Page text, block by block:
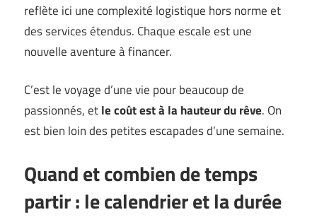
reflète ici une complexité logistique hors norme et
des services étendus. Chaque escale est une
nouvelle aventure à financer.
C’est le voyage d’une vie pour beaucoup de
passionnés, etle coût est à la hauteur du rêve. On
est bien loin des petites escapades d’une semaine.
Quand et combien de temps
partir : le calendrier et la durée